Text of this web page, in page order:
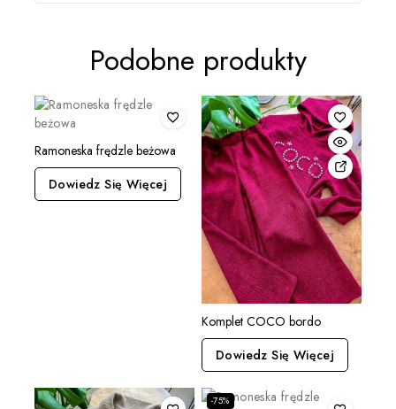
Podobne produkty
Ramoneska frędzle beżowa
Dowiedz Się Więcej
Komplet COCO bordo
Dowiedz Się Więcej
-75%